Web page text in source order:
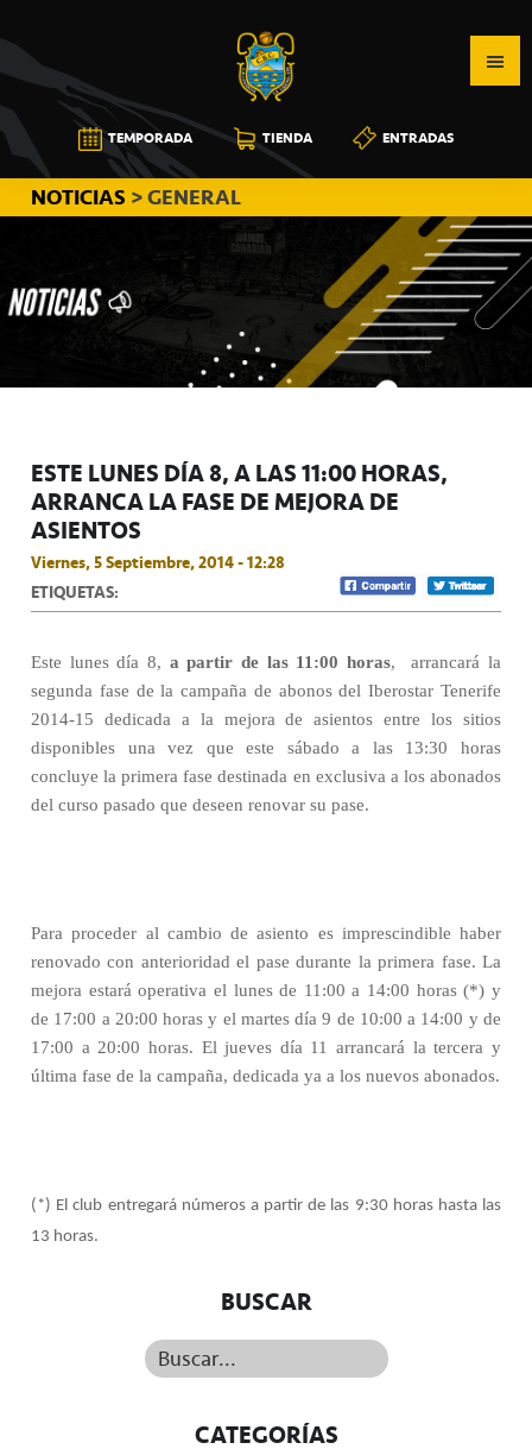
a
la
navegación
principal
al
contenido
principal
a
la
barra
lateral
principal
CB
CANARIAS
TEMPORADA TIENDA ENTRADAS
NOTICIAS > GENERAL
ESTE LUNES DÍA 8, A LAS 11:00 HORAS,
ARRANCA LA FASE DE MEJORA DE
ASIENTOS
Viernes, 5 Septiembre, 2014 - 12:28
ETIQUETAS:
Este lunes día 8, a partir de las 11:00 horas,
arrancará la
segunda fase de la campaña de abonos del Iberostar Tenerife
2014-15 dedicada a la mejora de asientos entre los sitios
disponibles una vez que este sábado a las 13:30 horas
concluye la primera fase destinada en exclusiva a los abonados
del curso pasado que deseen renovar su pase.
Para proceder al cambio de asiento es imprescindible haber
renovado con anterioridad el pase durante la primera fase. La
mejora estará operativa el lunes de 11:00 a 14:00 horas (*) y
de 17:00 a 20:00 horas y el martes día 9 de 10:00 a 14:00 y de
17:00 a 20:00 horas. El jueves día 11 arrancará la tercera y
última fase de la campaña, dedicada ya a los nuevos abonados.
(*) El club entregará números a partir de las 9:30 horas hasta las
13 horas.
BUSCAR
Buscar...
CATEGORÍAS